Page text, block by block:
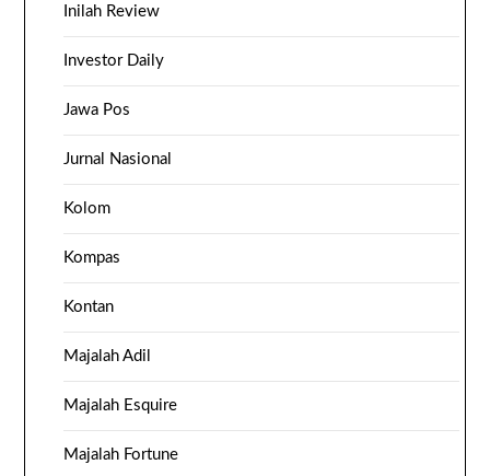
Inilah Review
Investor Daily
Jawa Pos
Jurnal Nasional
Kolom
Kompas
Kontan
Majalah Adil
Majalah Esquire
Majalah Fortune